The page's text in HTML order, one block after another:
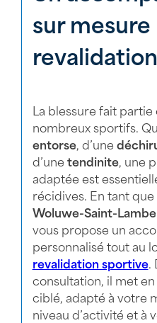
sur
La blessure fait
nombreux sportifs.
entorse, d’une
d’une tendinite, une
adaptée est
récidives. En tant que
Woluwe-Saint-
vous propose un
personnalisé tout au
revalidation sportive.
consultation, il met
ciblé, adapté à votre
niveau d’activité et à